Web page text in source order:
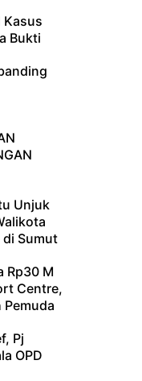
Kasus
Bukti
Unjuk
di Sumut
Rp30 M
Centre,
Pemuda
Pj
OPD